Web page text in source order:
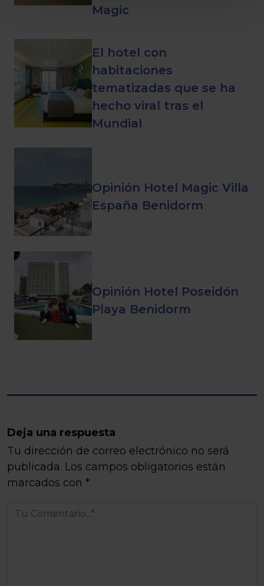
Magic
El hotel con
habitaciones
tematizadas que se ha
hecho viral tras el
Mundial
Opinión Hotel Magic Villa
España Benidorm
Opinión Hotel Poseidón
Playa Benidorm
Deja una respuesta
Tu dirección de correo electrónico no será
publicada. Los campos obligatorios están
marcados con *